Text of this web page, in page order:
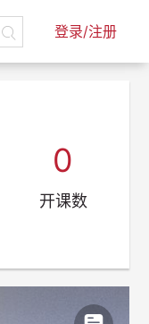
登录/注册
0
开课数